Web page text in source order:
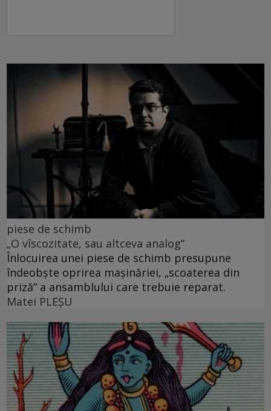
piese de schimb
„O vîscozitate, sau altceva analog”
Înlocuirea unei piese de schimb presupune
îndeobște oprirea mașinăriei, „scoaterea din
priză” a ansamblului care trebuie reparat.
Matei PLEŞU